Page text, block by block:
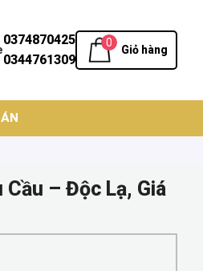
0374870425
0344761309
0
Giỏ hàng
Cầu – Độc Lạ, Giá